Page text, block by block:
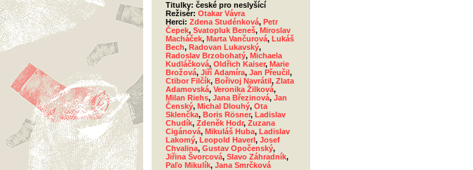
Titulky: české pro neslyšící
Režisér: Otakar Vávra
Herci: Zdena Studénková, Petr
Čepek, Svatopluk Beneš, Miroslav
Macháček, Marta Vančurová, Lukáš
Bech, Radovan Lukavský,
Radoslav Brzobohatý, Michaela
Kudláčková, Oldřich Kaiser, Marie
Brožová, Jiří Adamíra, Jan Přeučil,
Ctibor Filčík, Bořivoj Navrátil, Zlata
Adamovská, Veronika Žilková,
Milan Riehs, Jana Březinová, Jan
Čenský, Michal Dlouhý, Ota
Sklenčka, Boris Rösner, Ladislav
Chudík, Zdeněk Hodr, Zuzana
Cigánová, Mikuláš Huba, Ladislav
Lakomý, Leopold Haverl, Josef
Chvalina, Gustav Opočenský,
Jiřina Švorcová, Slavo Záhradník,
Paľo Mikulík, Jana Smrčková